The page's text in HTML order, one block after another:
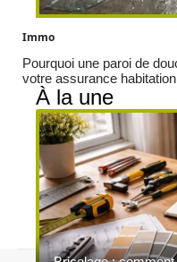
Immo
Pourquoi une paroi de
votre assurance habitation
À la une